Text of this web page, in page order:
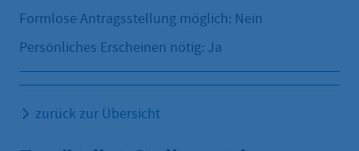
Formlose Antragsstellung möglich: Nein
Persönliches Erscheinen nötig: Ja
zurück zur Übersicht